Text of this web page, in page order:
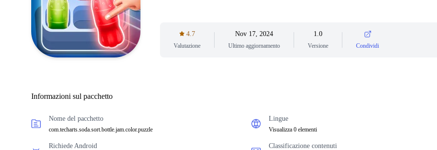
4.7
Valutazione
Nov 17, 2024
Ultimo aggiornamento
1.0
Versione Condividi
Informazioni sul pacchetto
Nome del pacchetto
com.techarts.soda.sort.bottle.jam.color.puzzle
Lingue
Visualizza 0 elementi
Richiede Android Classificazione contenuti